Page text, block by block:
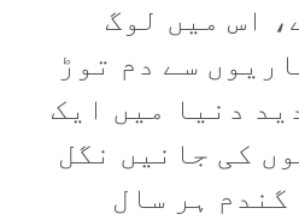
اس میں لوگ
سے دم توڑ
دنیا میں ایک
کی جانیں نگل
ہر سال